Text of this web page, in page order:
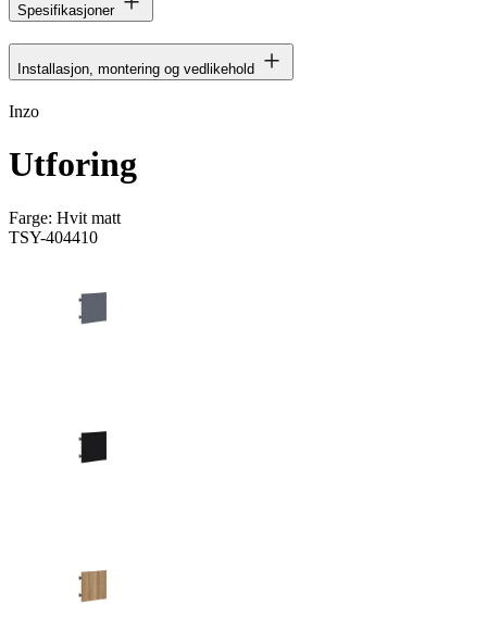
Spesifikasjoner
Installasjon, montering og vedlikehold
Inzo
Utforing
Farge: Hvit matt
TSY-404410